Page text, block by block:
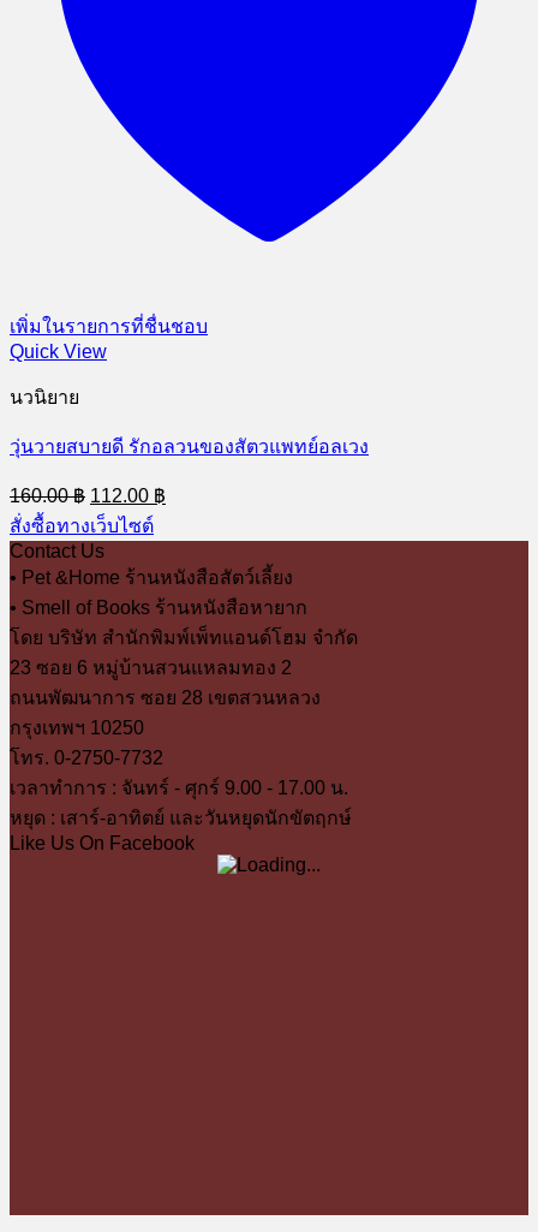
เพิ่มในรายการที่ชื่นชอบ
Quick View
นวนิยาย
วุ่นวายสบายดี รักอลวนของสัตวแพทย์อลเวง
160.00฿ Original
price
was:
160.00 ฿.
112.00 ฿
price
สั่งซื้อทางเว็บไซต์
Contact Us
• Pet &Home ร้านหนังสือสัตว์เลี้ยง
• Smell of Books ร้านหนังสือหายาก
โดย บริษัท สำนักพิมพ์เพ็ทแอนด์โฮม จำกัด
23 ซอย 6 หมู่บ้านสวนแหลมทอง 2
ถนนพัฒนาการ ซอย 28 เขตสวนหลวง
กรุงเทพฯ 10250
โทร. 0-2750-7732
เวลาทำการ : จันทร์ - ศุกร์ 9.00 - 17.00 น.
หยุด : เสาร์-อาทิตย์ และวันหยุดนักขัตฤกษ์
Like Us On Facebook